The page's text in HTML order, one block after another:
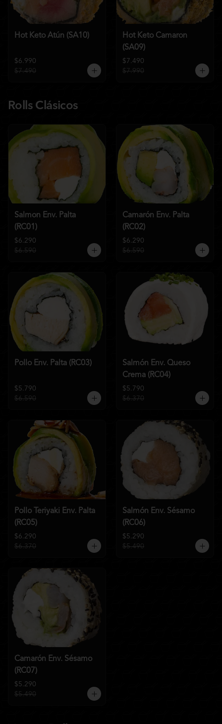
Hot Keto Atún (SA10)
$6.990
$7.490
Hot Keto Camaron
(SA09)
$7.490
$7.990
Rolls Clásicos
Salmon Env. Palta
(RC01)
$6.290
$6.590
Camarón Env. Palta
(RC02)
$6.290
$6.590
Pollo Env. Palta (RC03)
$5.790
$6.590
Salmón Env. Queso
Crema (RC04)
$5.790
$6.370
Pollo Teriyaki Env. Palta
(RC05)
$6.290
$6.370
Salmón Env. Sésamo
(RC06)
$5.290
$5.490
Camarón Env. Sésamo
(RC07)
$5.290
$5.490